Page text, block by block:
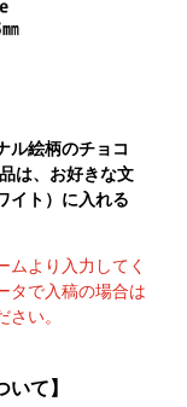
ル絵柄のチョコ
は、お好きな文
イト）に入れる
より入力してく
タで入稿の場合は
い。
て】